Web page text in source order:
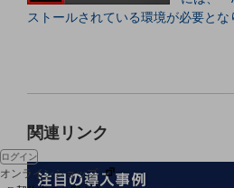
人材育成制度
ログイン
オンラインショップ
ストールされている環境が必要とな
関連リンク